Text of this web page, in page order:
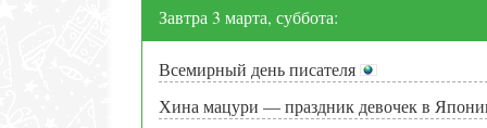
Завтра 3 марта, суббота:
Всемирный день писателя
Хина мацури — праздник девочек в